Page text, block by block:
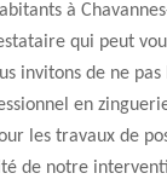
à
qui peut
invitons de ne
en
les travaux de
de notre